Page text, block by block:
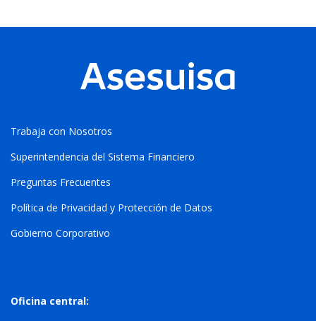
Trabaja con Nosotros
Superintendencia del Sistema Financiero
Preguntas Frecuentes
Política de Privacidad y Protección de Datos
Gobierno Corporativo
Oficina central: